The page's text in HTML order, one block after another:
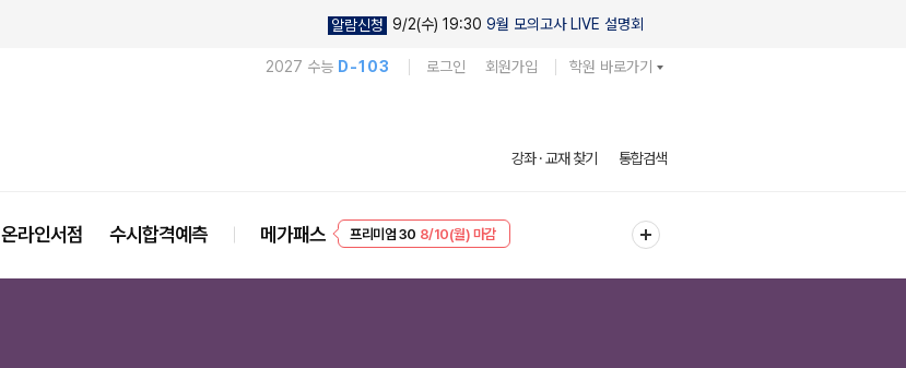
알람신청 9/2(수) 19:30 9월 모의고사 LIVE 설명회
2027 수능 D-103 로그인 회원가입 학원 바로가기
강좌 · 교재 찾기 통합검색
온라인서점 수시합격예측 메가패스
EVENT 8/10(월) 마감